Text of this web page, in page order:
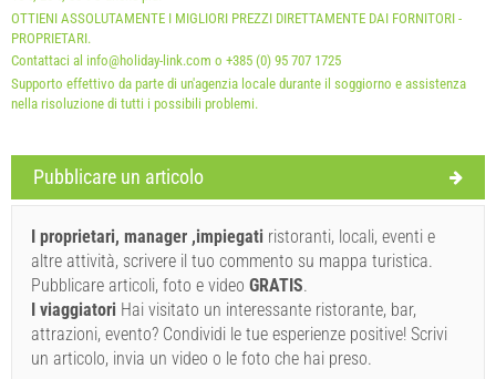
Gli animali domestici: 15 EUR (per_night - per_unit)
Termini e condizioni del fornitore
Prenota e aspettare la conferma
Se non desideri prenotare immediatamente e hai altre
domande, compila e fai clic su "Invia richiesta".
OTTIENI ASSOLUTAMENTE I MIGLIORI PREZZI DIRETTAMENTE DAI FORNITORI -
PROPRIETARI.
Contattaci al info@holiday-link.com o +385 (0) 95 707 1725
Supporto effettivo da parte di un'agenzia locale durante il soggiorno e assistenza
nella risoluzione di tutti i possibili problemi.
Pubblicare un articolo
I proprietari, manager ,impiegati ristoranti, locali, eventi e
altre attività, scrivere il tuo commento su mappa turistica.
Pubblicare articoli, foto e video GRATIS.
I viaggiatori Hai visitato un interessante ristorante, bar,
attrazioni, evento? Condividi le tue esperienze positive! Scrivi
un articolo, invia un video o le foto che hai preso.